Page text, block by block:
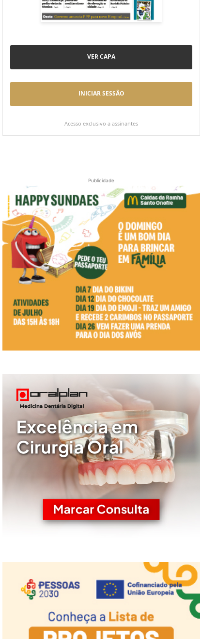
VER CAPA
INICIAR SESSÃO
Acesso exclusivo a assinantes
Publicidade